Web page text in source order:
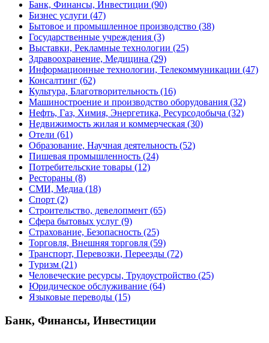
Банк, Финансы, Инвестиции (90)
Бизнес услуги (47)
Бытовое и промышленное производство (38)
Государственные учреждения (3)
Выставки, Рекламные технологии (25)
Здравоохранение, Медицина (29)
Информационные технологии, Телекоммуникации (47)
Консалтинг (62)
Культура, Благотворительность (16)
Машиностроение и производство оборудования (32)
Нефть, Газ, Химия, Энергетика, Ресурсодобыча (32)
Недвижимость жилая и коммерческая (30)
Отели (61)
Образование, Научная деятельность (52)
Пишевая промышленность (24)
Потребительские товары (12)
Рестораны (8)
СМИ, Медиа (18)
Спорт (2)
Строительство, девелопмент (65)
Сфера бытовых услуг (9)
Страхование, Безопасность (25)
Торговля, Внешняя торговля (59)
Транспорт, Перевозки, Переезды (72)
Туризм (21)
Человеческие ресурсы, Трудоустройство (25)
Юридическое обслуживание (64)
Языковые переводы (15)
Банк, Финансы, Инвестиции